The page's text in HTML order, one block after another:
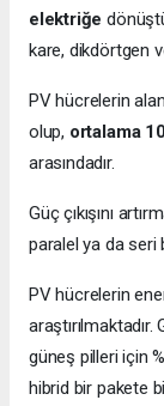
elektriğe
kare, dikdörtgen
PV hücrelerin
olup, ortalama
arasındadır.
Güç çıkışını
paralel ya da seri
PV hücrelerin
güneş pilleri için
hibrid bir pakete